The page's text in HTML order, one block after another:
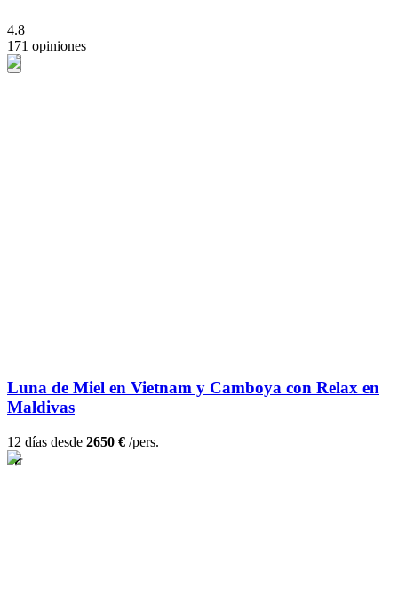
4.8
171 opiniones
Luna de Miel en Vietnam y Camboya con Relax en
Maldivas
12 días desde 2650 € /pers.